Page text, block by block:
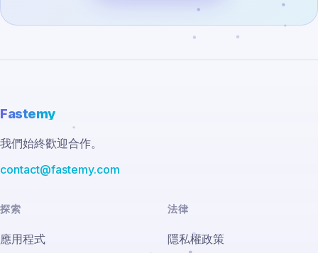
Fastemy
我們始終歡迎合作。
contact@fastemy.com
探索
應用程式
法律
隱私權政策